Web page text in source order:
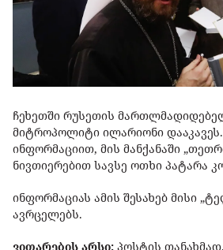
ჩეხეთში რუსეთის
მიტროპოლიტი ილარიონი
ინფორმაციით, მის მანქანაში
ნივთიერებით სავსე ოთხი პატარა
ინფორმაციას ამის შესახებ მისი
ავრცელებს.
ვითარების არსი: პოსტის